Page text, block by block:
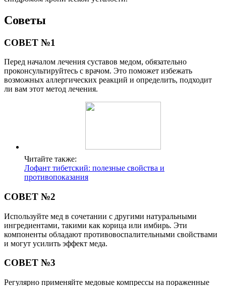
Советы
СОВЕТ №1
Перед началом лечения суставов медом, обязательно
проконсультируйтесь с врачом. Это поможет избежать
возможных аллергических реакций и определить, подходит
ли вам этот метод лечения.
Читайте также:
Лофант тибетский: полезные свойства и
противопоказания
СОВЕТ №2
Используйте мед в сочетании с другими натуральными
ингредиентами, такими как корица или имбирь. Эти
компоненты обладают противовоспалительными свойствами
и могут усилить эффект меда.
СОВЕТ №3
Регулярно применяйте медовые компрессы на пораженные